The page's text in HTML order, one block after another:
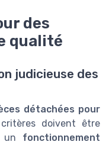
des
qualité
judicieuse des
détachées pour
doivent être
un fonctionnement